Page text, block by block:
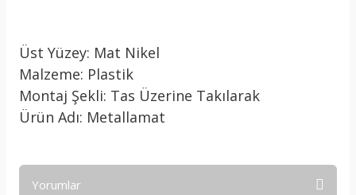
Üst Yüzey: Mat Nikel
Malzeme: Plastik
Montaj Şekli: Tas Üzerine Takılarak
Ürün Adı: Metallamat
Yorumlar